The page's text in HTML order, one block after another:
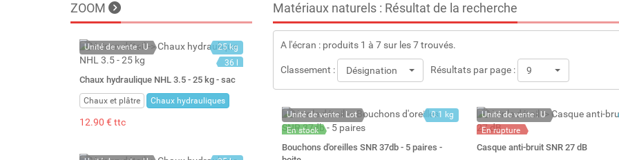
ZOOM
Unité de vente : U
25 kg
36 l
Chaux hydraulique NHL 3.5 - 25 kg - sac
Chaux et plâtre Chaux hydrauliques
12.90 € ttc
Matériaux naturels : Résultat de la recherche
A l'écran : produits 1 à 7 sur les 7 trouvés.
Classement : Désignation Résultats par page : 9
Unité de vente : Lot
En stock
Stock : 11
0.1 kg
Bouchons d'oreilles SNR 37db - 5 paires -
Unité de vente : U
En rupture
Casque anti-bruit SNR 27 dB